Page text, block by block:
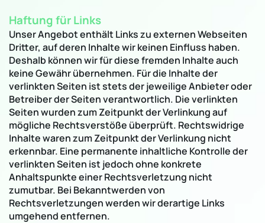
Haftung für Links
Unser Angebot enthält Links zu externen Webseiten
Dritter, auf deren Inhalte wir keinen Einfluss haben.
Deshalb können wir für diese fremden Inhalte auch
keine Gewähr übernehmen. Für die Inhalte der
verlinkten Seiten ist stets der jeweilige Anbieter oder
Betreiber der Seiten verantwortlich. Die verlinkten
Seiten wurden zum Zeitpunkt der Verlinkung auf
mögliche Rechtsverstöße überprüft. Rechtswidrige
Inhalte waren zum Zeitpunkt der Verlinkung nicht
erkennbar. Eine permanente inhaltliche Kontrolle der
verlinkten Seiten ist jedoch ohne konkrete
Anhaltspunkte einer Rechtsverletzung nicht
zumutbar. Bei Bekanntwerden von
Rechtsverletzungen werden wir derartige Links
umgehend entfernen.